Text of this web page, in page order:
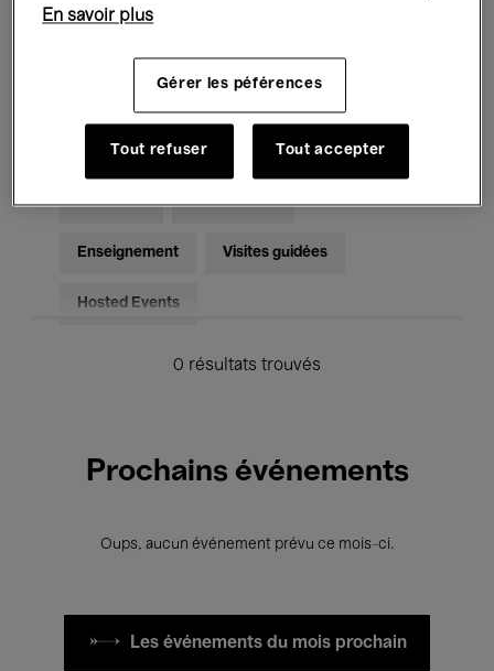
Rencontres & Débats
Musique classique Global Music
Musique électronique
Pour tous Kids’ Palace
Enseignement Visites guidées
Hosted Events
0 résultats trouvés
Prochains événements
Oups, aucun événement prévu ce mois-ci.
Les événements du mois prochain
En savoir plus
Gérer les péférences
Tout refuser Tout accepter